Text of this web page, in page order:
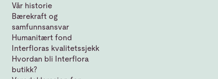
Vår historie
Bærekraft og
samfunnsansvar
Humanitært fond
Interfloras kvalitetssjekk
Hvordan bli Interflora
butikk?